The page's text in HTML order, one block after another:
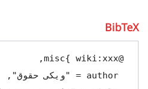
BibTeX